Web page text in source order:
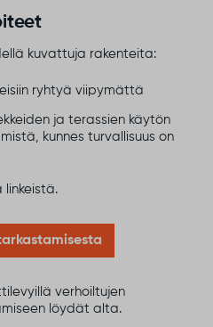
kuvattuja rakenteita:
ryhtyä viipymättä
ja terassien käytön
kunnes turvallisuus on
linkeistä.
verhoiltujen
löydät alta.